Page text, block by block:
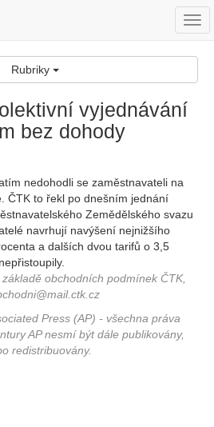
Rubriky
vyjednávání
bez dohody
nedohodli se zaměstnavateli na
ČTK to řekl po dnešním jednání
Zemědělského svazu
navrhují navýšení nejnižšího
a dalších dvou tarifů o 3,5
obchodních podmínek ČTK,
Press (AP) - všechna práva
AP nesmí být dále publikovány,
redistribuovány.